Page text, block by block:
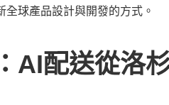
球產品設計與開發的方式。
AI配送從洛